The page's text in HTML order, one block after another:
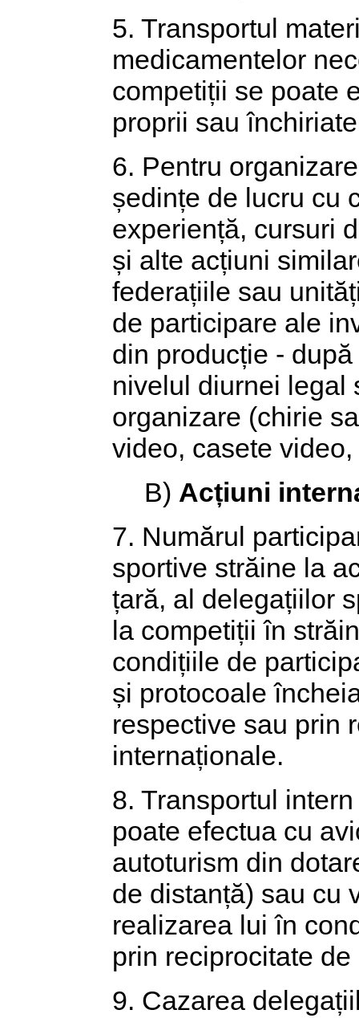
5. Transportul
medicamentelor
competiții se poate
proprii sau
6. Pentru
ședințe de lucru cu
experiență, cursuri
și alte acțiuni
federațiile sau
de participare ale
din producție -
nivelul diurnei legal
organizare (chirie
video, casete
B) Acțiuni
7. Numărul
sportive străine la
țară, al delegațiilor
la competiții în
condițiile de
și protocoale
respective sau prin
internaționale.
8. Transportul
poate efectua cu
autoturism din
de distanță) sau cu
realizarea lui în
prin reciprocitate
9. Cazarea